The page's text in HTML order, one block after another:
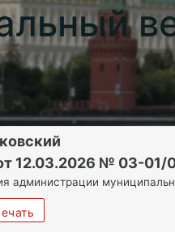
12.03.2026 № 03-01/
администрации